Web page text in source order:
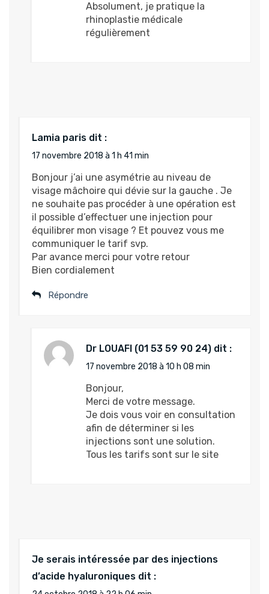
Je serais intéressée par des injections
d’acide hyaluroniques dit :
Lamia paris dit :
17 novembre 2018 à 1 h 41 min
Bonjour j’ai une asymétrie au niveau de
visage mâchoire qui dévie sur la gauche . Je
ne souhaite pas procéder à une opération est
il possible d’effectuer une injection pour
équilibrer mon visage ? Et pouvez vous me
communiquer le tarif svp.
Par avance merci pour votre retour
Bien cordialement
Répondre
Dr LOUAFI dit :
17 novembre 2018 à 10 h 08 min
Bonjour,
Merci de votre message.
Je dois vous voir en consultation
afin de déterminer si les
injections sont une solution.
Tous les tarifs sont sur le site
Absolument, je pratique la
rhinoplastie médicale
régulièrement